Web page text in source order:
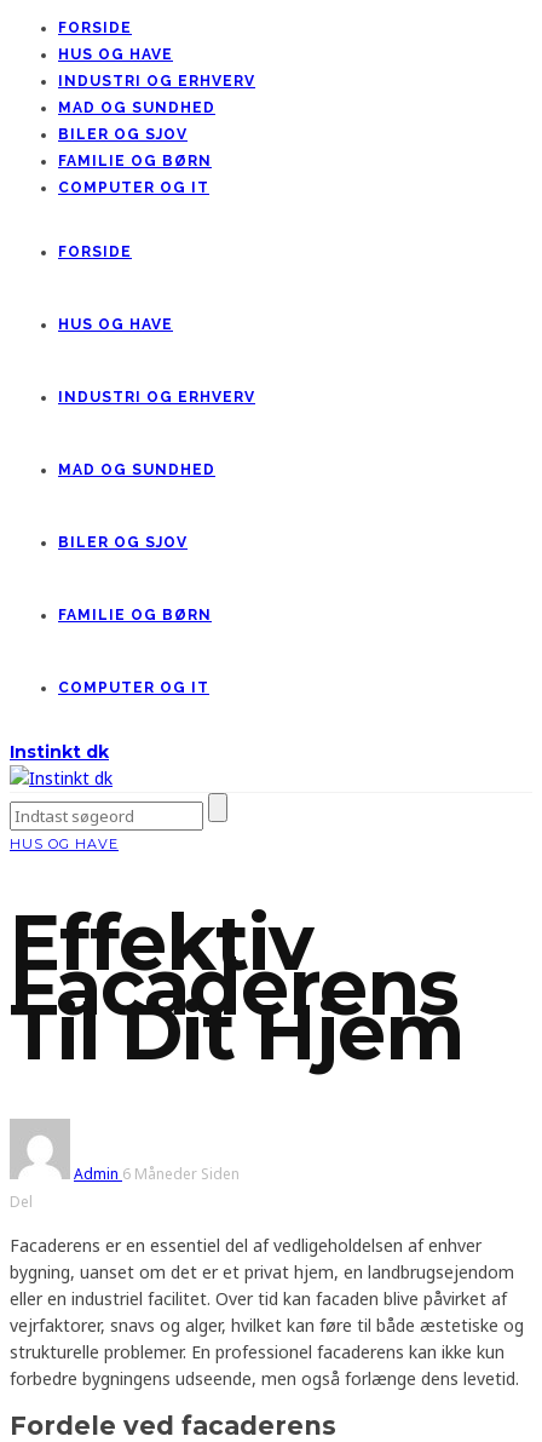
FORSIDE
HUS OG HAVE
INDUSTRI OG ERHVERV
MAD OG SUNDHED
BILER OG SJOV
FAMILIE OG BØRN
COMPUTER OG IT
FORSIDE
HUS OG HAVE
INDUSTRI OG ERHVERV
MAD OG SUNDHED
BILER OG SJOV
FAMILIE OG BØRN
COMPUTER OG IT
Instinkt dk
HUS OG HAVE
Effektiv
Facaderens
Til Dit Hjem
Admin 6 Måneder Siden
Del
Facaderens er en essentiel del af vedligeholdelsen af enhver
bygning, uanset om det er et privat hjem, en landbrugsejendom
eller en industriel facilitet. Over tid kan facaden blive påvirket af
vejrfaktorer, snavs og alger, hvilket kan føre til både æstetiske og
strukturelle problemer. En professionel facaderens kan ikke kun
forbedre bygningens udseende, men også forlænge dens levetid.
Fordele ved facaderens